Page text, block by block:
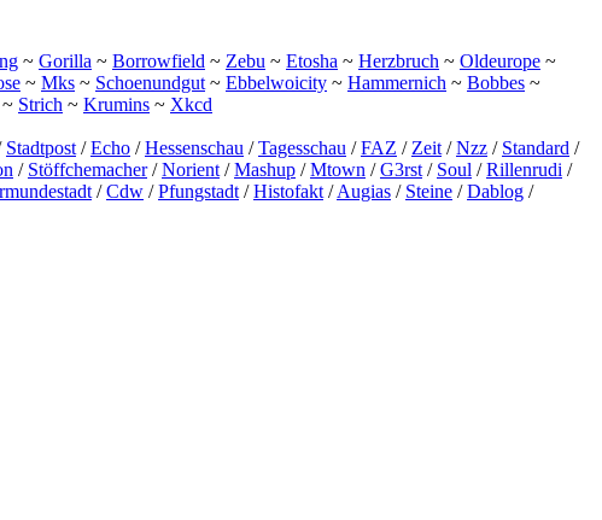
~ Gorilla ~ Borrowfield ~ Zebu ~ Etosha ~ Herzbruch ~ Oldeurope ~
~ Mks ~ Schoenundgut ~ Ebbelwoicity ~ Hammernich ~ Bobbes ~
~ Strich ~ Krumins ~ Xkcd
Stadtpost /Echo /Hessenschau /Tagesschau /FAZ / Zeit /Nzz / Standard /
/ Stöffchemacher/Norient /Mashup /Mtown /G3rst / Soul /Rillenrudi /
/Cdw /Pfungstadt /Histofakt /Augias / Steine /Dablog /